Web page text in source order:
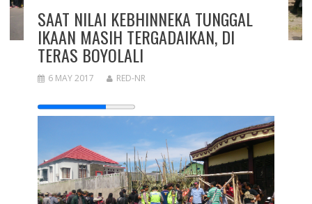
SAAT NILAI KEBHINNEKA TUNGGAL
IKAAN MASIH TERGADAIKAN, DI
TERAS BOYOLALI
6 MAY 2017 RED-NR